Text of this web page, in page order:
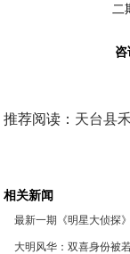
二
推荐阅读： 天台县
相关新闻
最新一期《明星大侦探
大明风华：双喜身份被